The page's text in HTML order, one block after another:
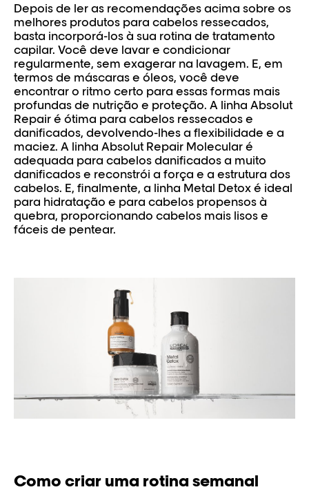
Depois de ler as recomendações acima sobre os
melhores produtos para cabelos ressecados,
basta incorporá-los à sua rotina de tratamento
capilar. Você deve lavar e condicionar
regularmente, sem exagerar na lavagem. E, em
termos de máscaras e óleos, você deve
encontrar o ritmo certo para essas formas mais
profundas de nutrição e proteção. A linha Absolut
Repair é ótima para cabelos ressecados e
danificados, devolvendo-lhes a flexibilidade e a
maciez. A linha Absolut Repair Molecular é
adequada para cabelos danificados a muito
danificados e reconstrói a força e a estrutura dos
cabelos. E, finalmente, a linha Metal Detox é ideal
para hidratação e para cabelos propensos à
quebra, proporcionando cabelos mais lisos e
fáceis de pentear.
Como criar uma rotina semanal